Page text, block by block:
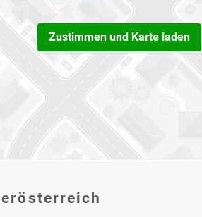
Zu­stim­men und Kar­te la­den